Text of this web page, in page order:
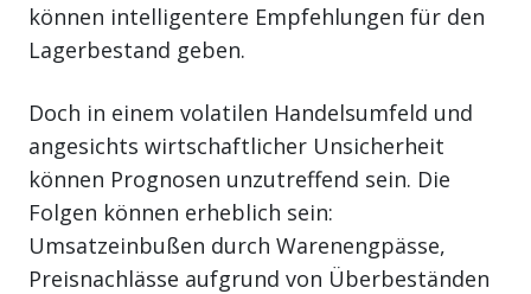
können intelligentere Empfehlungen für den
Lagerbestand geben.
Doch in einem volatilen Handelsumfeld und
angesichts wirtschaftlicher Unsicherheit
können Prognosen unzutreffend sein. Die
Folgen können erheblich sein:
Umsatzeinbußen durch Warenengpässe,
Preisnachlässe aufgrund von Überbeständen